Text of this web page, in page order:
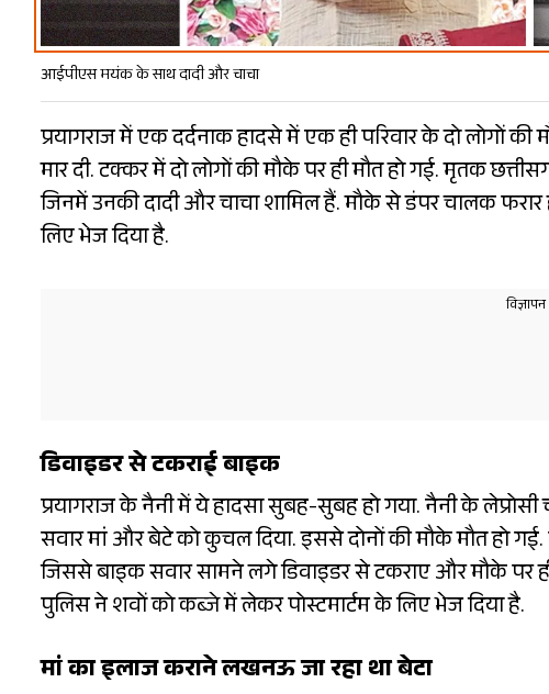
आईपीएस मयंक के साथ दादी और चाचा
प्रयागराज में एक दर्दनाक हादसे में एक ही परिवार के दो लोगों
मार दी. टक्कर में दो लोगों की मौके पर ही मौत हो गई. मृतक
जिनमें उनकी दादी और चाचा शामिल हैं. मौके से डंपर चालक
लिए भेज दिया है.
डिवाइडर से टकराई बाइक
प्रयागराज के नैनी में ये हादसा सुबह-सुबह हो गया. नैनी के
सवार मां और बेटे को कुचल दिया. इससे दोनों की मौके मौत हो
जिससे बाइक सवार सामने लगे डिवाइडर से टकराए और मौके पर
पुलिस ने शवों को कब्जे में लेकर पोस्टमार्टम के लिए भेज दिया है.
मां का इलाज कराने लखनऊ जा रहा था बेटा